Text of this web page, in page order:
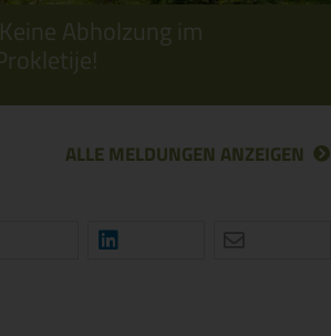
Abholzung im
ALLE MELDUNGEN ANZEIGEN